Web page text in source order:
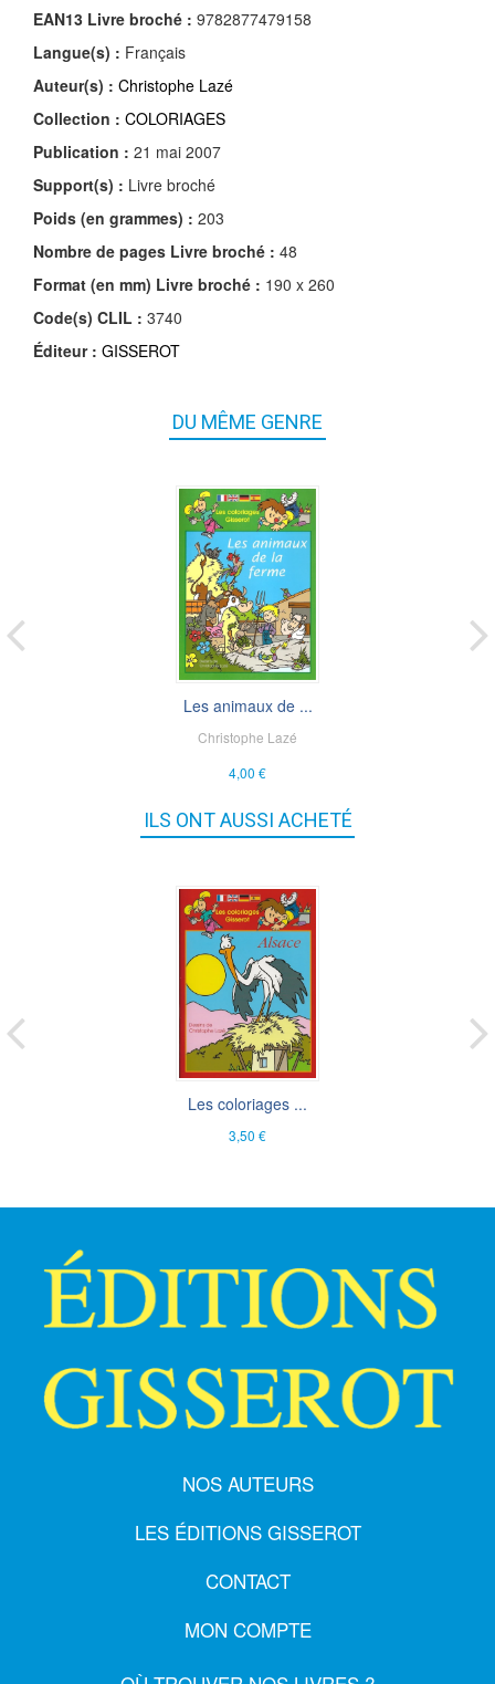
EAN13 Livre broché : 9782877479158
Langue(s) : Français
Auteur(s) : Christophe Lazé
Collection : COLORIAGES
Publication : 21 mai 2007
Support(s) : Livre broché
Poids (en grammes) : 203
Nombre de pages Livre broché : 48
Format (en mm) Livre broché : 190 x 260
Code(s) CLIL : 3740
Éditeur : GISSEROT
DU MÊME GENRE
Les animaux de ...
Christophe Lazé
4,00 €
ILS ONT AUSSI ACHETÉ
Les coloriages ...
3,50 €
NOS AUTEURS
LES ÉDITIONS GISSEROT
CONTACT
MON COMPTE